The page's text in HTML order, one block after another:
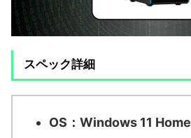
スペック詳細
OS： Windows 11 Home